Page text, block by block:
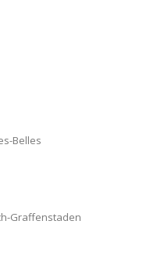
Belles
Graffenstaden